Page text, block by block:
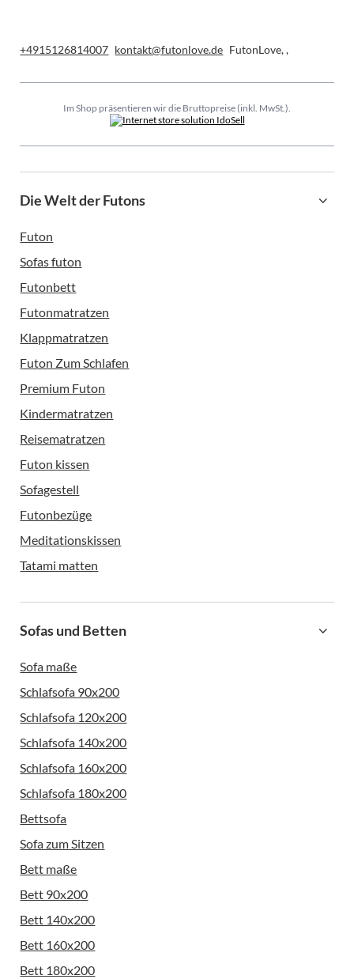
+4915126814007 kontakt@futonlove.de FutonLove,,
Im Shop präsentieren wir die Bruttopreise (inkl. MwSt.).
Die Welt der Futons
Futon
Sofas futon
Futonbett
Futonmatratzen
Klappmatratzen
Futon Zum Schlafen
Premium Futon
Kindermatratzen
Reisematratzen
Futon kissen
Sofagestell
Futonbezüge
Meditationskissen
Tatami matten
Sofas und Betten
Sofa maße
Schlafsofa 90x200
Schlafsofa 120x200
Schlafsofa 140x200
Schlafsofa 160x200
Schlafsofa 180x200
Bettsofa
Sofa zum Sitzen
Bett maße
Bett 90x200
Bett 140x200
Bett 160x200
Bett 180x200